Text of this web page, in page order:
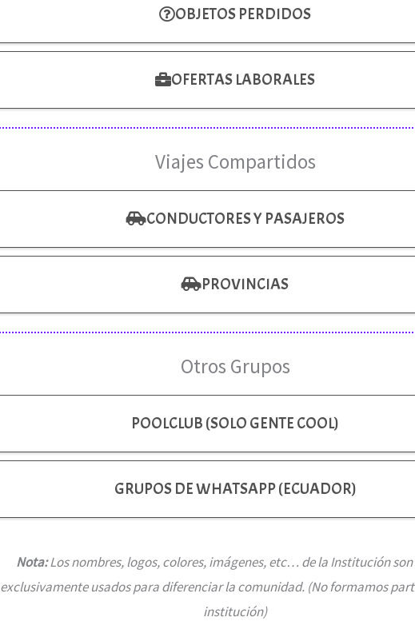
OBJETOS PERDIDOS
OFERTAS LABORALES
Viajes Compartidos
CONDUCTORES Y PASAJEROS
PROVINCIAS
Otros Grupos
POOLCLUB (SOLO GENTE COOL)
GRUPOS DE WHATSAPP (ECUADOR)
Nota:Los nombres, logos, colores, imágenes, etc… de la Institución
exclusivamente usados para diferenciar la comunidad. (No formamos
institución)